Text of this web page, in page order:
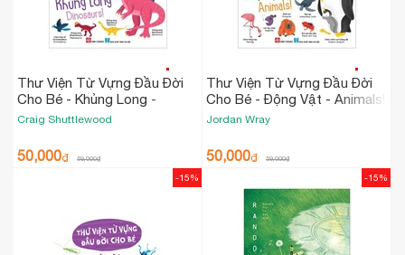
Thư Viện Từ Vựng Đầu Đời
Cho Bé - Khủng Long -
Dinosaurs!
Craig Shuttlewood
50,000₫ 59,000₫
Thư Viện Từ Vựng Đầu Đời
Cho Bé - Động Vật - Animals!
Jordan Wray
50,000₫ 59,000₫
-15% -15%